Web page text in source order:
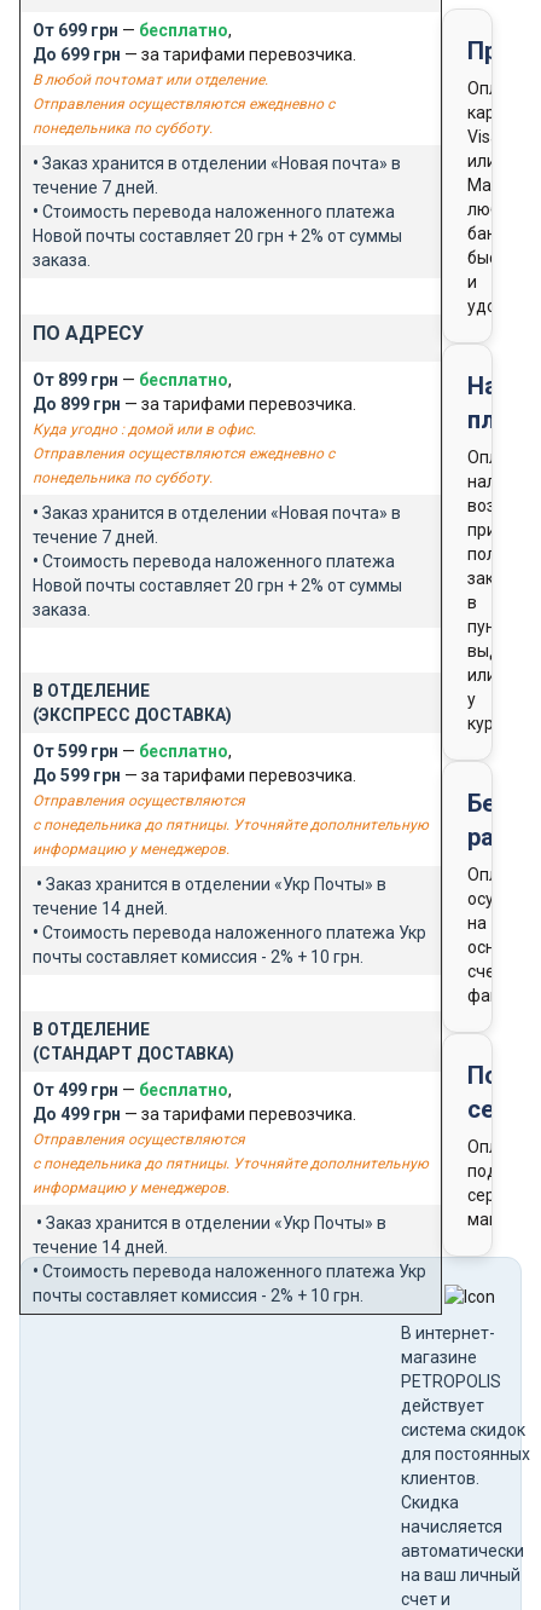
От 699 грн — бесплатно,
До 699 грн — за тарифами перевозчика.
В любой почтомат или отделение.
Отправления осуществляются ежедневно с
понедельника по субботу.
• Заказ хранится в отделении «Новая почта» в
течение 7 дней.
• Стоимость перевода наложенного платежа
Новой почты составляет 20 грн + 2% от суммы
заказа.
ПО АДРЕСУ
От 899 грн — бесплатно,
До 899 грн — за тарифами перевозчика.
Куда угодно : домой или в офис.
Отправления осуществляются ежедневно с
понедельника по субботу.
• Заказ хранится в отделении «Новая почта» в
течение 7 дней.
• Стоимость перевода наложенного платежа
Новой почты составляет 20 грн + 2% от суммы
заказа.
В ОТДЕЛЕНИЕ
(ЭКСПРЕСС ДОСТАВКА)
От 599 грн — бесплатно,
До 599 грн — за тарифами перевозчика.
Отправления осуществляются
с понедельника до пятницы. Уточняйте дополнительную
информацию у менеджеров.
• Заказ хранится в отделении «Укр Почты» в
течение 14 дней.
• Стоимость перевода наложенного платежа Укр
почты составляет комиссия - 2% + 10 грн.
В ОТДЕЛЕНИЕ
(СТАНДАРТ ДОСТАВКА)
От 499 грн — бесплатно,
До 499 грн — за тарифами перевозчика.
Отправления осуществляются
с понедельника до пятницы. Уточняйте дополнительную
информацию у менеджеров.
• Заказ хранится в отделении «Укр Почты» в
течение 14 дней.
• Стоимость перевода наложенного платежа Укр
почты составляет комиссия - 2% + 10 грн.
Оплата
картой
Visa
или
любого
банка
быстро
и
удобно
Оплата
при
заказа
в
пункте
выдачи
или
у
курьера
Оплата
на
счета-
фактуры
Оплата
В интернет-
магазине
PETROPOLIS
действует
система скидок
для постоянных
клиентов.
Скидка
начисляется
автоматически
на ваш личный
счет и